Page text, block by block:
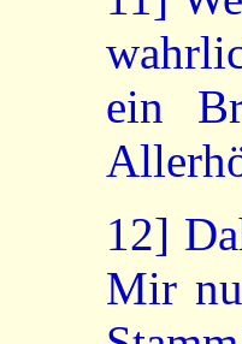
ein
12]
Mir